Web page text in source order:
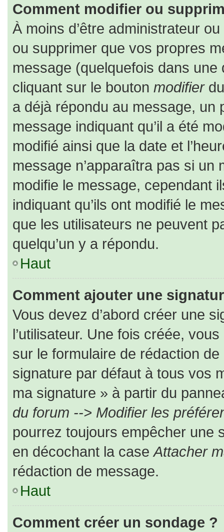
Comment modifier ou
À moins d’être administrateur
ou supprimer que vos propres
message (quelquefois dans
cliquant sur le bouton modifierdu
a déjà répondu au message, un
message indiquant qu’il a été
modifié ainsi que la date et
message n’apparaîtra pas si
modifie le message, cependant
indiquant qu’ils ont modifié le
que les utilisateurs ne peuvent
quelqu’un y a répondu.
Haut
Comment ajouter une
Vous devez d’abord créer une
l’utilisateur. Une fois créée,
sur le formulaire de rédaction
signature par défaut à tous vos
ma signature » à partir du
du forum --> Modifier les
pourrez toujours empêcher une
en décochant la caseAttacher
rédaction de message.
Haut
Comment créer un sondage ?